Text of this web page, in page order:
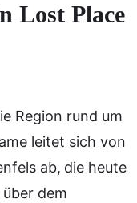
Lost Place
Region rund um
leitet sich von
ab, die heute
dem